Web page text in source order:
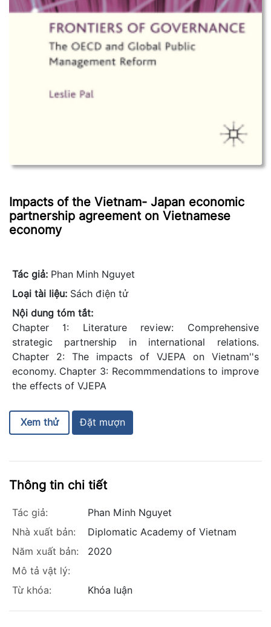
Impacts of the Vietnam- Japan economic
partnership agreement on Vietnamese
economy
Tác giả: Phan Minh Nguyet
Loại tài liệu: Sách điện tử
Nội dung tóm tắt:
Chapter 1: Literature review: Comprehensive
strategic partnership in international relations.
Chapter 2: The impacts of VJEPA on Vietnam''s
economy. Chapter 3: Recommmendations to improve
the effects of VJEPA
Xem thử
Thông tin chi tiết
Tác giả:
Phan Minh Nguyet
Nhà xuất bản:
Diplomatic Academy of Vietnam
Năm xuất bản:
2020
Mô tả vật lý:
Từ khóa:
Khóa luận